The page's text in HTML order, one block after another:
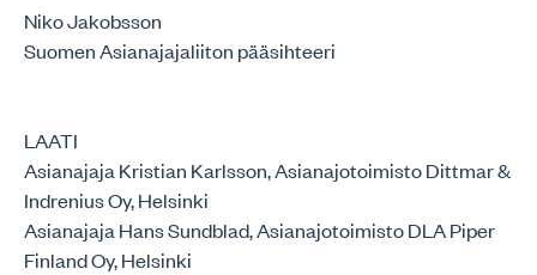
Niko Jakobsson
Suomen Asianajajaliiton pääsihteeri
LAATI
Asianajaja Kristian Karlsson, Asianajotoimisto Dittmar &
Indrenius Oy, Helsinki
Asianajaja Hans Sundblad, Asianajotoimisto DLA Piper
Finland Oy, Helsinki